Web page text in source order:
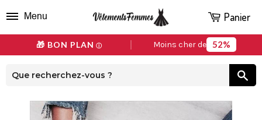
🎁 BON PLAN ⓘ Moins cher de 52%
Menu Panier